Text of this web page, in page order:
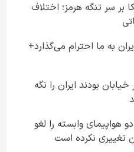
بر سر تنگه هرمز؛ اختلاف
به ما احترام می‌گذارد+
بودند ایران را نگه
هواپیمای وابسته را لغو
تغییری نکرده است